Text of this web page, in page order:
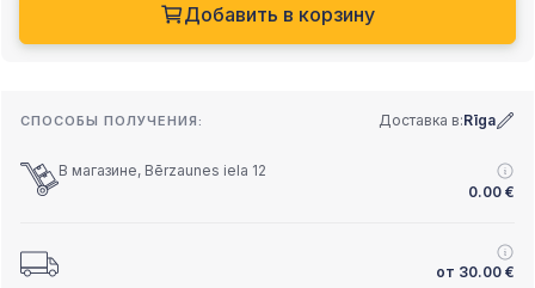
Добавить в корзину
СПОСОБЫ ПОЛУЧЕНИЯ: Доставка в:Rīga
В магазине, Bērzaunes iela 12
0.00 €
от 30.00 €